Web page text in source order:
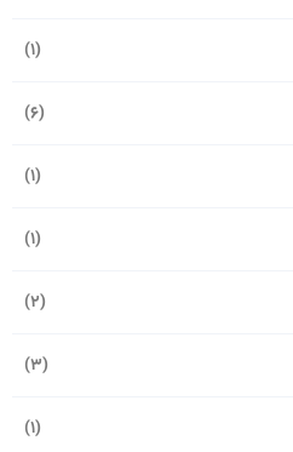
(1)
(6)
(1)
(1)
(2)
(3)
(1)